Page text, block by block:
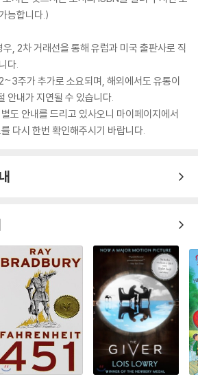
능합니다.)
, 2차 거래선을 통해 유럽과 미국 출판사로 직
다.
주가 추가로 소요되며, 해외에서도 유통이
안내가 지연될 수 있습니다.
도 안내를 드리고 있사오니 마이페이지에서
다시 한번 확인해주시기 바랍니다.